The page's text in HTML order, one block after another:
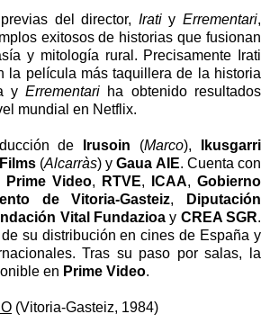
del director, Iratiy Errementari,
exitosos de historias que fusionan
y mitología rural. Precisamente Irati
la película más taquillera de la historia
yErrementari ha obtenido resultados
mundial en Netflix.
de Irusoin (Marco),
Ikusgarri
(Alcarràs) yGaua AIE. Cuenta con
Prime Video, RTVE, ICAA, Gobierno
de Vitoria-Gasteiz,
Diputación
Vital Fundazioay CREA SGR.
su distribución en cines de España y
Tras su paso por salas, la
en Prime Video.
(Vitoria-Gasteiz, 1984)